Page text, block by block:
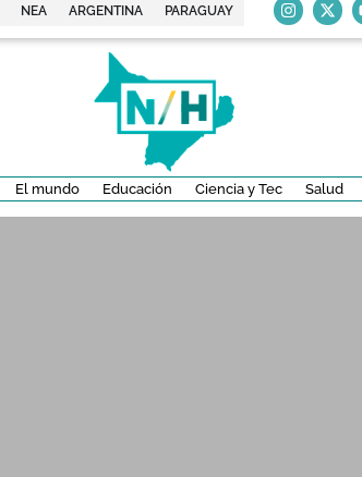
NEA ARGENTINA PARAGUAY
El mundo Educación Ciencia y Tec Salud